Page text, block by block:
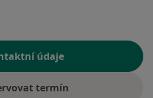
údaje
termín